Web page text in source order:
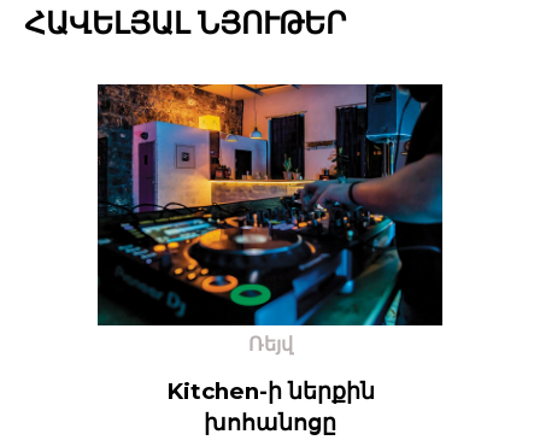
ՀԱՎԵԼՅԱԼ ՆՅՈՒԹԵՐ
Ռեյվ
Kitchen-ի ներքին
խոհանոցը